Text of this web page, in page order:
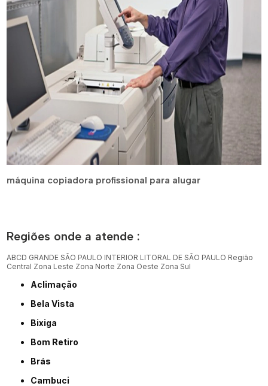
máquina copiadora profissional para alugar
Regiões onde a atende :
ABCD GRANDE SÃO PAULO INTERIOR LITORAL DE SÃO PAULO Região
Central Zona Leste Zona Norte Zona Oeste Zona Sul
Aclimação
Bela Vista
Bixiga
Bom Retiro
Brás
Cambuci